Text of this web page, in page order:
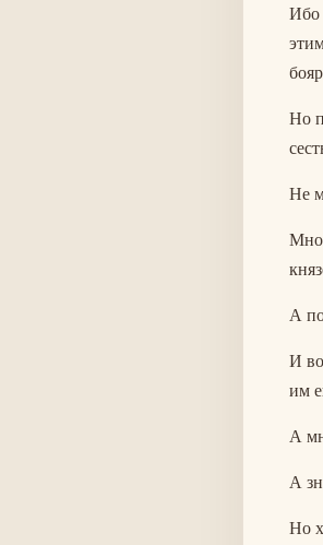
Ибо
Но
Не
А
И
им
А
А
Но